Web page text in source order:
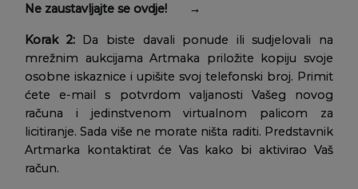
Ne zaustavljajte se ovdje! →
Korak 2:Da biste davali ponude ili sudjelovali na
mrežnim aukcijama Artmaka priložite kopiju svoje
osobne iskaznice i upišite svoj telefonski broj. Primit
ćete e-mail s potvrdom valjanosti Vašeg novog
računa i jedinstvenom virtualnom palicom za
licitiranje. Sada više ne morate ništa raditi. Predstavnik
Artmarka kontaktirat će Vas kako bi aktivirao Vaš
račun.